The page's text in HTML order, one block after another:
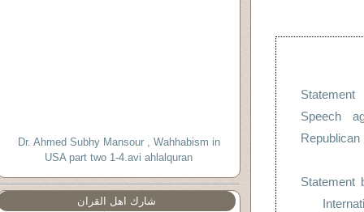
Speech
Statement
Dr. Ahmed Subhy Mansour , Wahhabism in
USA part two 1-4.avi ahlalquran
شارك اهل القران